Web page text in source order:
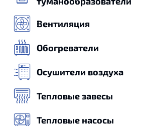
Вентиляция
Обогреватели
Осушители воздуха
Тепловые завесы
Тепловые насосы